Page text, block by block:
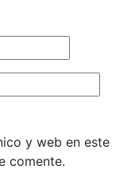
y web en este
comente.